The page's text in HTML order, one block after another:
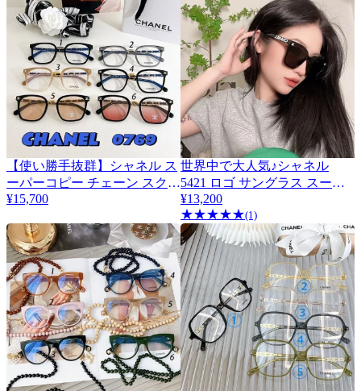
【使い勝手抜群】シャネル ス
ーパーコピー チェーン スクエ
ア メガネ 6色 shp88895
¥15,700
世界中で大人気♪シャネル
5421 ロゴ サングラス スーパ
ーコピー shp85285
¥13,200
★★★★★(1)